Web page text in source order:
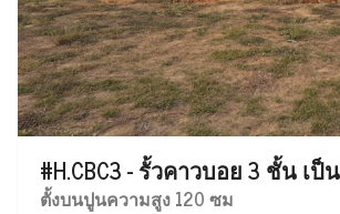
#H.CBC3 - รั้วคาวบอย 3 ชั้น เป็
ตั้งบนปูนความสูง 120 ซม